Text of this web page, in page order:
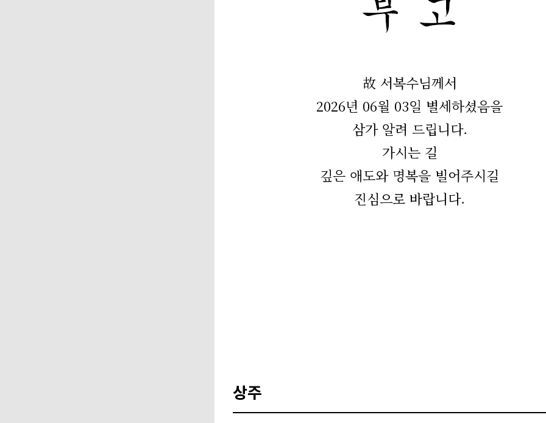
故 서복수님께서
2026년 06월 03일 별세하셨음을
삼가 알려 드립니다.
가시는 길
깊은 애도와 명복을 빌어주시길
진심으로 바랍니다.
상주